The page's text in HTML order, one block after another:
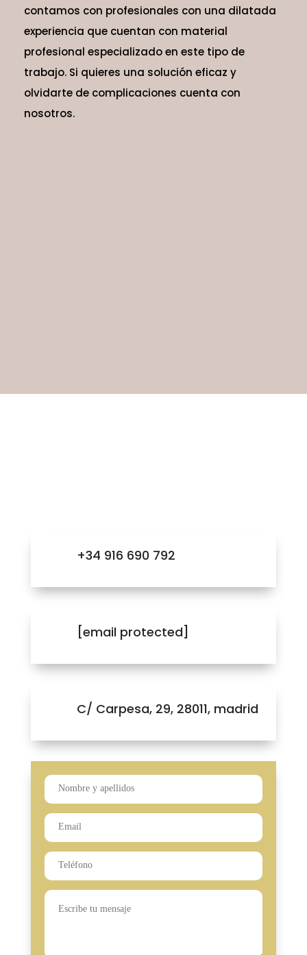
contamos con profesionales con una dilatada
experiencia que cuentan con material
profesional especializado en este tipo de
trabajo. Si quieres una solución eficaz y
olvidarte de complicaciones cuenta con
nosotros.
+34 916 690 792
[email protected]
C/ Carpesa, 29, 28011, madrid